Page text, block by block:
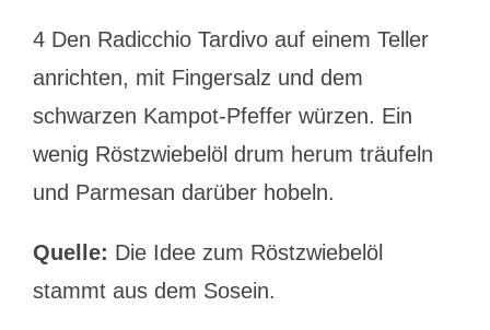
4 Den Radicchio Tardivo auf einem Teller
anrichten, mit Fingersalz und dem
schwarzen Kampot-Pfeffer würzen. Ein
wenig Röstzwiebelöl drum herum träufeln
und Parmesan darüber hobeln.
Quelle: Die Idee zum Röstzwiebelöl
stammt aus dem Sosein.